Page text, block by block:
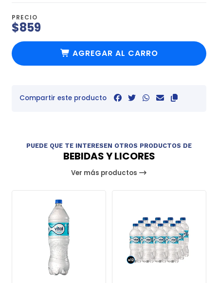
PRECIO
$859
AGREGAR AL CARRO
Compartir este producto
PUEDE QUE TE INTERESEN OTROS PRODUCTOS DE
BEBIDAS Y LICORES
Ver más productos